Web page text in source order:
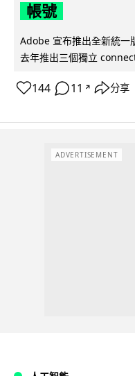
帳號
Adobe 宣布推出全新統
去年推出三個獨立
144 11 ↗ 分享
ADVERTISEMENT